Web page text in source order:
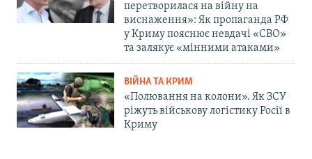
перетворилася на війну на
виснаження»: Як пропаганда РФ
у Криму пояснює невдачі «СВО»
та залякує «мінними атаками»
ВІЙНА ТА КРИМ
«Полювання на колони». Як ЗСУ
ріжуть військову логістику Росії в
Криму